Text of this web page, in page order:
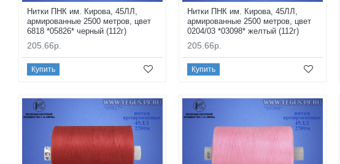
Нитки ПНК им. Кирова, 45ЛЛ,
армированные 2500 метров, цвет
6818 *05826* черный (112г)
205.66р.
Купить
Нитки ПНК им. Кирова, 45ЛЛ,
армированные 2500 метров, цвет
0204/03 *03098* желтый (112г)
205.66р.
Купить